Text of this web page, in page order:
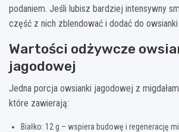
podaniem. Jeśli lubisz bardziej intensywny
część z nich zblendować i dodać do
Wartości odżywcze
jagodowej
Jedna porcja owsianki jagodowej z
które zawierają:
Białko: 12 g – wspiera budowę i regenerację